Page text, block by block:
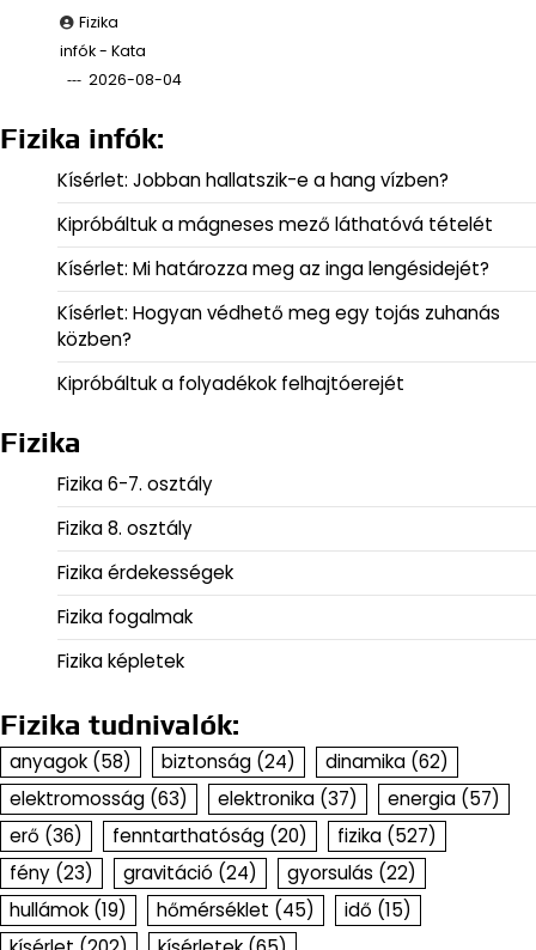
Fizika
infók - Kata
2026-08-04
Fizika infók:
Kísérlet: Jobban hallatszik-e a hang vízben?
Kipróbáltuk a mágneses mező láthatóvá tételét
Kísérlet: Mi határozza meg az inga lengésidejét?
Kísérlet: Hogyan védhető meg egy tojás zuhanás
közben?
Kipróbáltuk a folyadékok felhajtóerejét
Fizika
Fizika 6-7. osztály
Fizika 8. osztály
Fizika érdekességek
Fizika fogalmak
Fizika képletek
Fizika tudnivalók:
anyagok (58) biztonság (24) dinamika (62)
elektromosság (63) elektronika (37) energia (57)
erő (36) fenntarthatóság (20) fizika (527)
fény (23) gravitáció (24) gyorsulás (22)
hullámok (19) hőmérséklet (45) idő (15)